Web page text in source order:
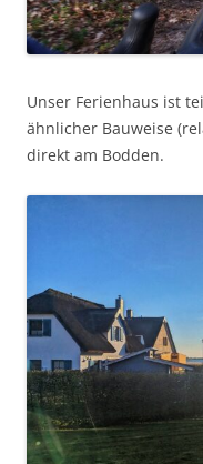
Unser Ferienhaus ist
ähnlicher Bauweise
direkt am Bodden.